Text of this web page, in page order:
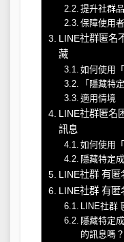
提升社群
保障使用
LINE社群匿名
藏
如何使用
「隱藏特
適用情境
LINE社群匿名
訊息
如何使用
隱藏特定
LINE社群 有匿
LINE社群 有匿
LINE社群
隱藏特定
的訊息嗎？